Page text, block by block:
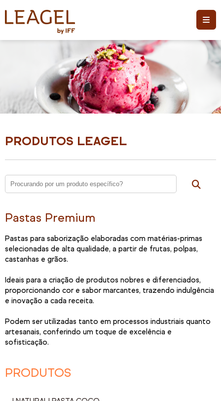
PRODUTOS LEAGEL
Pastas Premium
Pastas para saborização elaboradas com matérias-primas
selecionadas de alta qualidade, a partir de frutas, polpas,
castanhas e grãos.
Ideais para a criação de produtos nobres e diferenciados,
proporcionando cor e sabor marcantes, trazendo indulgência
e inovação a cada receita.
Podem ser utilizadas tanto em processos industriais quanto
artesanais, conferindo um toque de excelência e
sofisticação.
PRODUTOS